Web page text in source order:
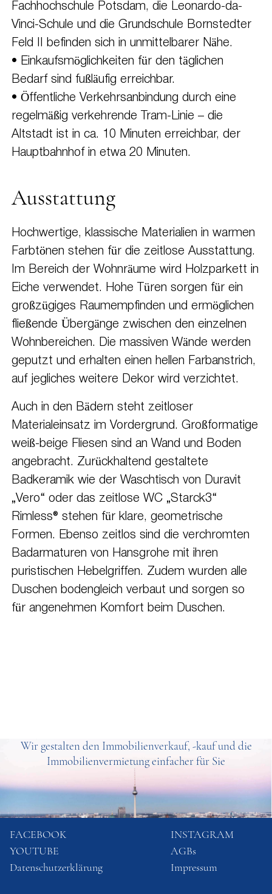
Fachhochschule Potsdam, die Leonardo-da-
Vinci-Schule und die Grundschule Bornstedter
Feld II befinden sich in unmittelbarer Nähe.
• Einkaufsmöglichkeiten für den täglichen
Bedarf sind fußläufig erreichbar.
• Öffentliche Verkehrsanbindung durch eine
regelmäßig verkehrende Tram-Linie – die
Altstadt ist in ca. 10 Minuten erreichbar, der
Hauptbahnhof in etwa 20 Minuten.
Ausstattung
Hochwertige, klassische Materialien in warmen
Farbtönen stehen für die zeitlose Ausstattung.
Im Bereich der Wohnräume wird Holzparkett in
Eiche verwendet. Hohe Türen sorgen für ein
großzügiges Raumempfinden und ermöglichen
fließende Übergänge zwischen den einzelnen
Wohnbereichen. Die massiven Wände werden
geputzt und erhalten einen hellen Farbanstrich,
auf jegliches weitere Dekor wird verzichtet.
Auch in den Bädern steht zeitloser
Materialeinsatz im Vordergrund. Großformatige
weiß-beige Fliesen sind an Wand und Boden
angebracht. Zurückhaltend gestaltete
Badkeramik wie der Waschtisch von Duravit
„Vero“ oder das zeitlose WC „Starck3“
Rimless® stehen für klare, geometrische
Formen. Ebenso zeitlos sind die verchromten
Badarmaturen von Hansgrohe mit ihren
puristischen Hebelgriffen. Zudem wurden alle
Duschen bodengleich verbaut und sorgen so
für angenehmen Komfort beim Duschen.
Wir gestalten den Immobilienverkauf, -kauf und die
Immobilienvermietung einfacher für Sie
FACEBOOK
INSTAGRAM
YOUTUBE
AGBs
Datenschutzerklärung
Impressum